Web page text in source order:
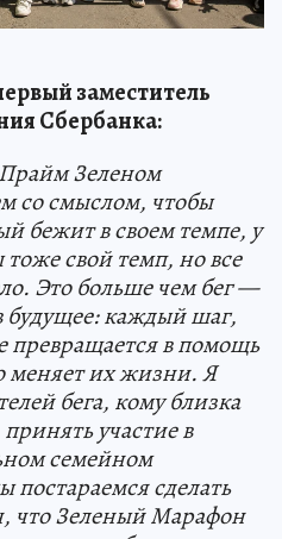
заместитель
Сбербанка:
Зеленом
со смыслом, чтобы
бежит в своем темпе, у
свой темп, но все
Это больше чем бег —
будущее: каждый шаг,
превращается в помощь
меняет их жизни. Я
бега, кому близка
участие в
семейном
сделать
что Зеленый Марафон